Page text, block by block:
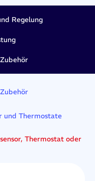
Regelung
und Thermostate
Thermostat oder